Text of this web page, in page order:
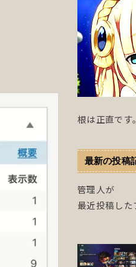
根は正直です。
最新の投稿
管理人が
最近投稿した